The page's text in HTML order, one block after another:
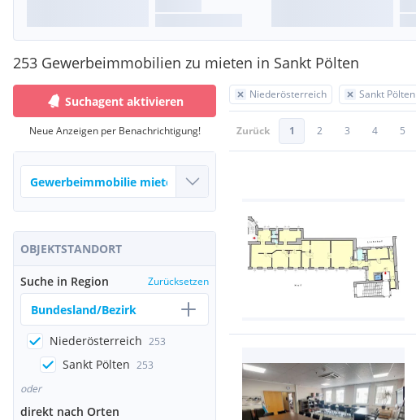
253 Gewerbeimmobilien zu mieten in Sankt Pölten
Suchagent aktivieren
Neue Anzeigen per Benachrichtigung!
OBJEKTSTANDORT
Suche in Region Zurücksetzen
Bundesland/Bezirk
Niederösterreich 253
Sankt Pölten 253
oder
direkt nach Orten
Niederösterreich Sankt Pölten
Zurück 1 2 3 4 5